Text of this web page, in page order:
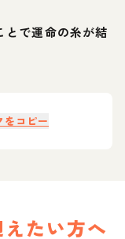
とで運命の糸が結
をコピー
たい方へ